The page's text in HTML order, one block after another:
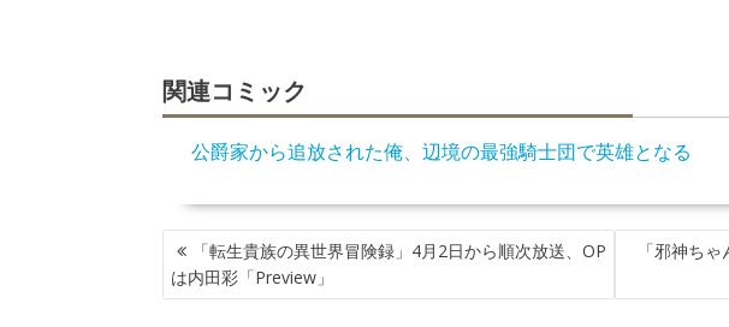
関連コミック
公爵家から追放された俺、辺境の最強騎士団で英雄となる
投
稿
ナ
「転生貴族の異世界冒険録」4月2日から順次放送、OP
は内田彩「Preview」
「邪神ち